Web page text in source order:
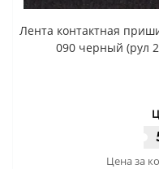
Лента контактная
090 черный (рул
Цена за